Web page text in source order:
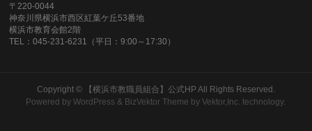
〒220-0044
神奈川県横浜市西区紅葉ケ丘53番地
横浜市教育会館2階
TEL：045-231-6231（平日：9:00～17:30）
Copyright © 【横浜市教職員組合】公式HP All Rights Reserved.
Powered byWordPress & BizVektor Theme byVektor,Inc. technology.